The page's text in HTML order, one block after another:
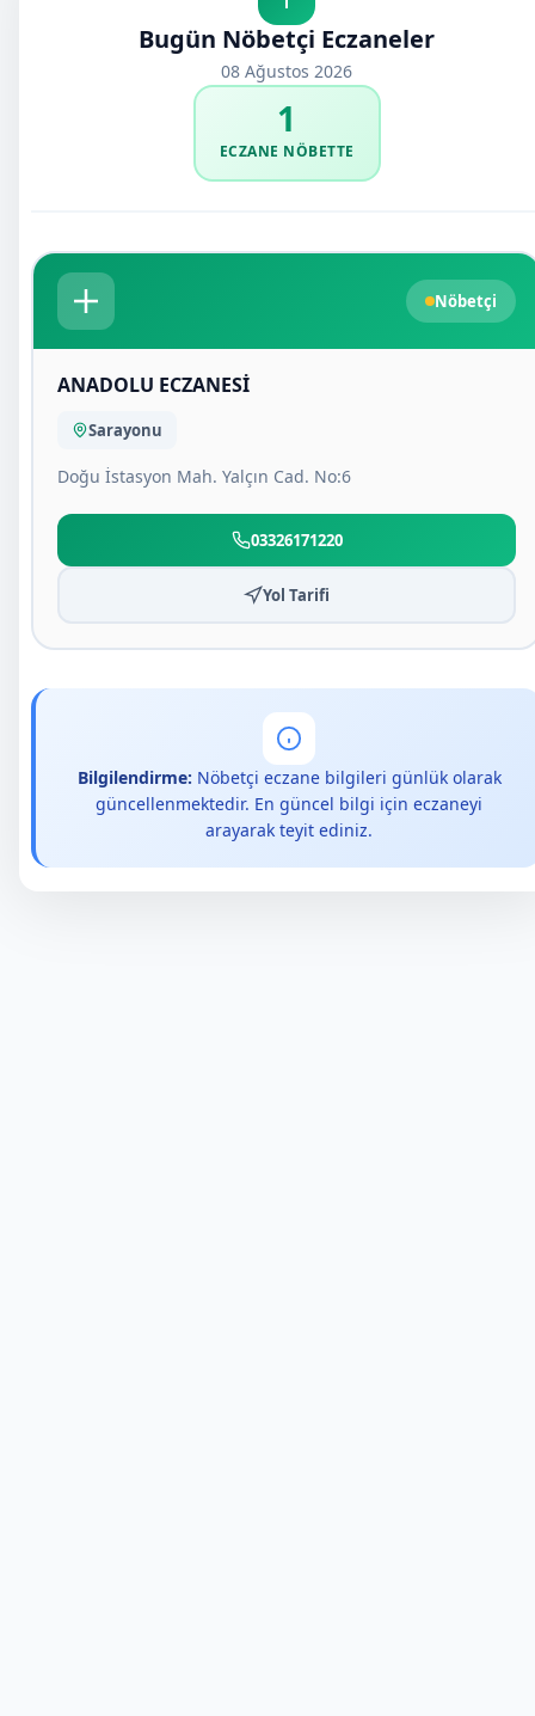
Bugün Nöbetçi Eczaneler
08 Ağustos 2026
1
ECZANE NÖBETTE
Nöbetçi
ANADOLU ECZANESİ
Sarayonu
Doğu İstasyon Mah. Yalçın Cad. No:6
03326171220
Yol Tarifi
Bilgilendirme: Nöbetçi eczane bilgileri günlük olarak
güncellenmektedir. En güncel bilgi için eczaneyi
arayarak teyit ediniz.